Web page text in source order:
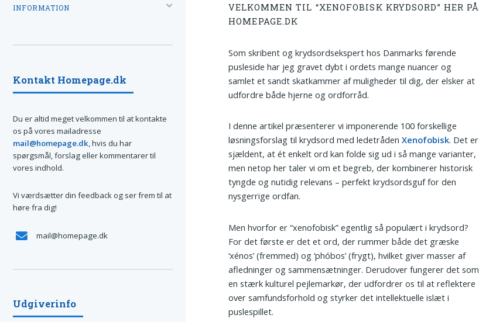
VELKOMMEN TIL “XENOFOBISK KRYDSORD” HER PÅ
HOMEPAGE.DK
Som skribent og krydsordsekspert hos Danmarks førende
pusleside har jeg gravet dybt i ordets mange nuancer og
samlet et sandt skatkammer af muligheder til dig, der elsker at
udfordre både hjerne og ordforråd.
I denne artikel præsenterer vi imponerende 100 forskellige
løsningsforslag til krydsord med ledetrådenXenofobisk. Det er
sjældent, at ét enkelt ord kan folde sig ud i så mange varianter,
men netop her taler vi om et begreb, der kombinerer historisk
tyngde og nutidig relevans – perfekt krydsordsguf for den
nysgerrige ordfan.
Men hvorfor er “xenofobisk” egentlig så populært i krydsord?
For det første er det et ord, der rummer både det græske
‘xénos’ (fremmed) og ‘phóbos’ (frygt), hvilket giver masser af
afledninger og sammensætninger. Derudover fungerer det som
en stærk kulturel pejlemarkør, der udfordrer os til at reflektere
over samfundsforhold og styrker det intellektuelle islæt i
puslespillet.
INFORMATION
Kontakt Homepage.dk
Du er altid meget velkommen til at kontakte
os på vores mailadresse
mail@homepage.dk, hvis du har
spørgsmål, forslag eller kommentarer til
vores indhold.
Vi værdsætter din feedback og ser frem til at
høre fra dig!
mail@homepage.dk
Udgiverinfo